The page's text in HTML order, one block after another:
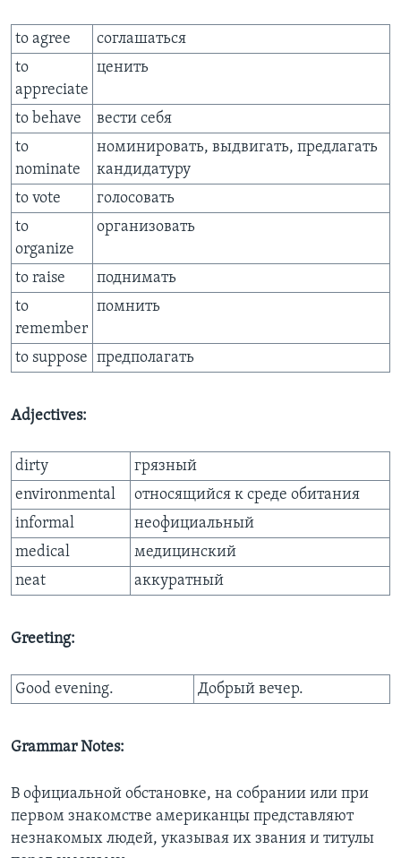
to agree
соглашаться
to
appreciate
ценить
to behave
вести себя
to
nominate
номинировать, выдвигать, предлагать
кандидатуру
to vote
голосовать
to
organize
организовать
to raise
поднимать
to
remember
помнить
to suppose предполагать
Adjectives:
dirty
грязный
environmental
относящийся к среде обитания
informal
неофициальный
medical
медицинский
neat
аккуратный
Greeting:
Good evening. Добрый вечер.
Grammar Notes:
В официальной обстановке, на собрании или при
первом знакомстве американцы представляют
незнакомых людей, указывая их звания и титулы